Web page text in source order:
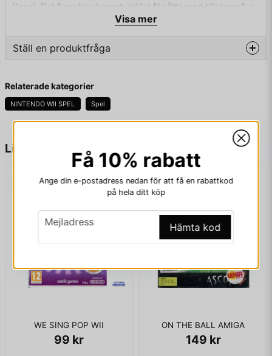
Liknande produkter
WE SING POP WII
99 kr
ON THE BALL AMIGA
149 kr
Kaos). Det finns tio element istället för åtta med tilläggen ljus
och mörker. Det finns arton banor och minst fem
andra. Startpaketet innehåller Snap shot, Food fight,
Vattenfälla och Livfälla.
KOMPLETT I BOX
Visa mer
Ställ en produktfråga
Fråga oss något om denna produkten...
Relaterade kategorier
NINTENDO WII SPEL Spel
Få 10% rabatt
Ange din e-postadress nedan för att få en rabattkod
på hela ditt köp
email
Mejladress Hämta kod